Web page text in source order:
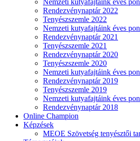
Nemzeti kutyafajtáink éves
Rendezvénynaptár 2022
Tenyészszemle 2022
Nemzeti kutyafajtáink éves
Rendezvénynaptár 2021
Tenyészszemle 2021
Rendezvénynaptár 2020
Tenyészszemle 2020
Nemzeti kutyafajtáink éves
Rendezvénynaptár 2019
Tenyészszemle 2019
Nemzeti kutyafajtáink éves
Rendezvénynaptár 2018
Online Champion
Képzések
MEOE Szövetség tenyésztői